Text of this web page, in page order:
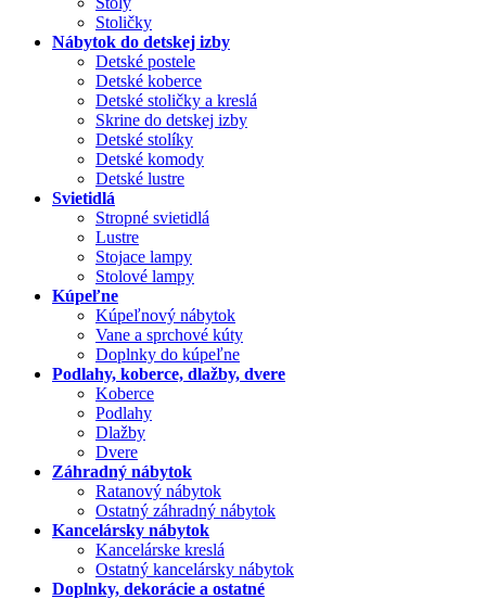
Stoličky
Nábytok do detskej izby
Detské postele
Detské koberce
Detské stoličky a kreslá
Skrine do detskej izby
Detské stolíky
Detské komody
Detské lustre
Svietidlá
Stropné svietidlá
Lustre
Stojace lampy
Stolové lampy
Kúpeľne
Kúpeľnový nábytok
Vane a sprchové kúty
Doplnky do kúpeľne
Podlahy, koberce, dlažby, dvere
Koberce
Podlahy
Dlažby
Dvere
Záhradný nábytok
Ratanový nábytok
Ostatný záhradný nábytok
Kancelársky nábytok
Kancelárske kreslá
Ostatný kancelársky nábytok
Doplnky, dekorácie a ostatné